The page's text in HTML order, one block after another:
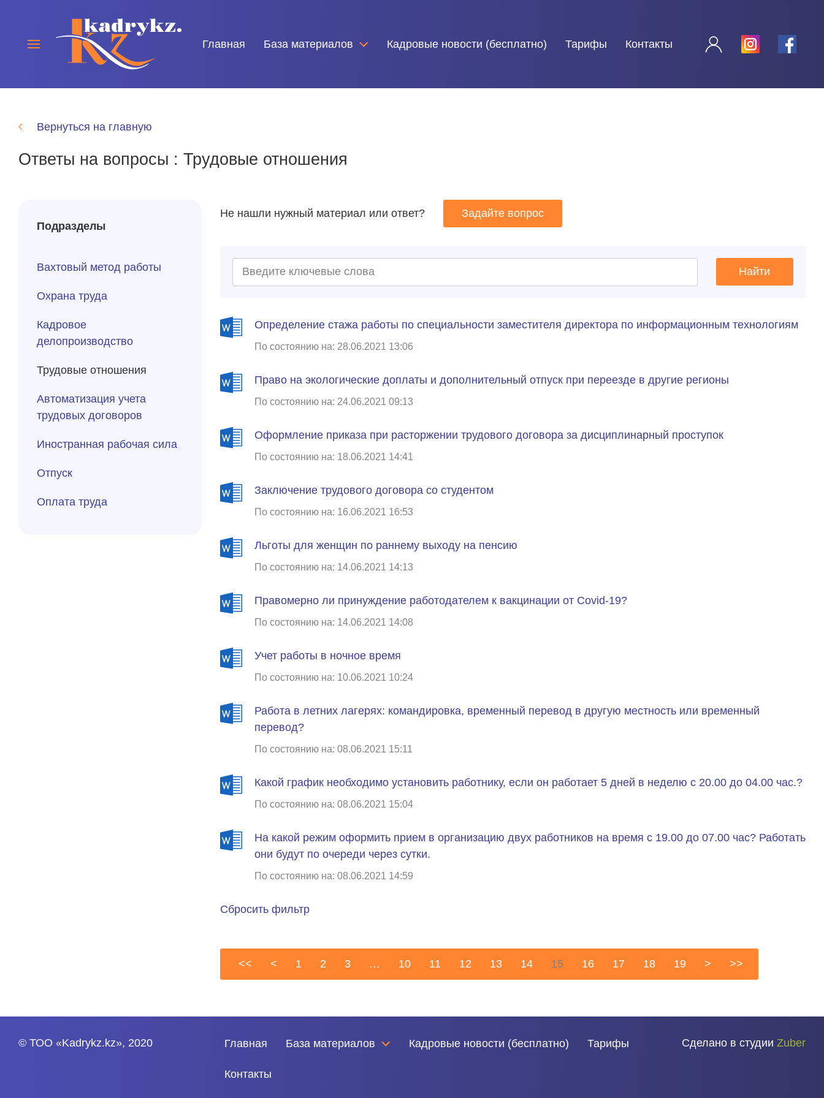
Главная База материалов Кадровые новости (бесплатно) Тарифы Контакты
Вернуться на главную
Ответы на вопросы : Трудовые отношения
Подразделы
Вахтовый метод работы
Охрана труда
Кадровое
делопроизводство
Трудовые отношения
Автоматизация учета
трудовых договоров
Иностранная рабочая сила
Отпуск
Оплата труда
Не нашли нужный материал или ответ? Задайте вопрос
Найти
Определение стажа работы по специальности заместителя директора по информационным технологиям
По состоянию на: 28.06.2021 13:06
Право на экологические доплаты и дополнительный отпуск при переезде в другие регионы
По состоянию на: 24.06.2021 09:13
Оформление приказа при расторжении трудового договора за дисциплинарный проступок
По состоянию на: 18.06.2021 14:41
Заключение трудового договора со студентом
По состоянию на: 16.06.2021 16:53
Льготы для женщин по раннему выходу на пенсию
По состоянию на: 14.06.2021 14:13
Правомерно ли принуждение работодателем к вакцинации от Covid-19?
По состоянию на: 14.06.2021 14:08
Учет работы в ночное время
По состоянию на: 10.06.2021 10:24
Работа в летних лагерях: командировка, временный перевод в другую местность или временный
перевод?
По состоянию на: 08.06.2021 15:11
Какой график необходимо установить работнику, если он работает 5 дней в неделю с 20.00 до 04.00 час.?
По состоянию на: 08.06.2021 15:04
На какой режим оформить прием в организацию двух работников на время с 19.00 до 07.00 час? Работать
они будут по очереди через сутки.
По состоянию на: 08.06.2021 14:59
Сбросить фильтр
<< < 1 2 3 … 10 11 12 13 14 15 16 17 18 19 > >>
© ТОО «Kadrykz.kz», 2020 Главная База материалов Кадровые новости (бесплатно) Тарифы
Контакты
Сделано в студии Zuber